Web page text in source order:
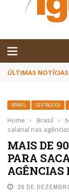
ÚLTIMAS NOTÍCIAS
BRASIL DESTAQUES
Home › Brasil ›
salarial nas
MAIS DE
PARA
26 DE